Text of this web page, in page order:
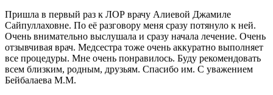
Пришла в первый раз к ЛОР врачу Алиевой Джамиле
Сайпуллаховне. По её разговору меня сразу потянуло к ней.
Очень внимательно выслушала и сразу начала лечение. Очень
отзывчивая врач. Медсестра тоже очень аккуратно выполняет
все процедуры. Мне очень понравилось. Буду рекомендовать
всем близким, родным, друзьям. Спасибо им. С уважением
Бейбалаева М.М.